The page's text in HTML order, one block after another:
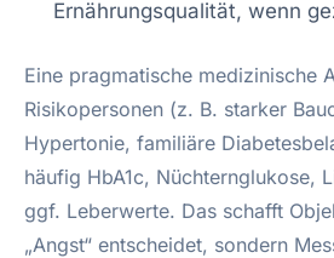
Ernährungsqualität, wenn
Eine pragmatische medizinische
Risikopersonen (z. B. starker
Hypertonie, familiäre
häufig HbA1c, Nüchternglukose,
ggf. Leberwerte. Das schafft
„Angst“ entscheidet, sondern